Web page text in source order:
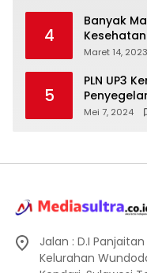
4
Banyak
Maret 14, 2023
5
PLN UP3
Mei 7, 2024
Jalan : D.I Panjaitan
Kelurahan